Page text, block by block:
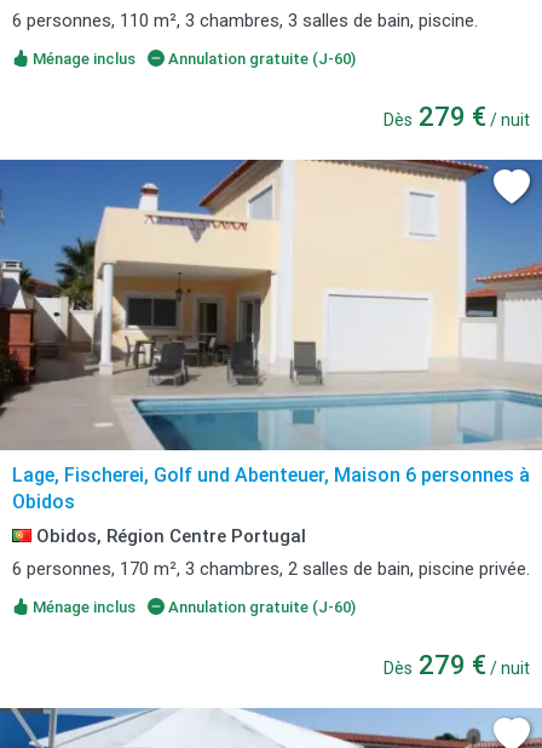
6 personnes, 110 m², 3 chambres, 3 salles de bain, piscine.
Ménage inclus Annulation gratuite (J-60)
Dès 279 € / nuit
Lage, Fischerei, Golf und Abenteuer, Maison 6 personnes à
Obidos
Obidos, Région Centre Portugal
6 personnes, 170 m², 3 chambres, 2 salles de bain, piscine privée.
Ménage inclus Annulation gratuite (J-60)
Dès 279 € / nuit